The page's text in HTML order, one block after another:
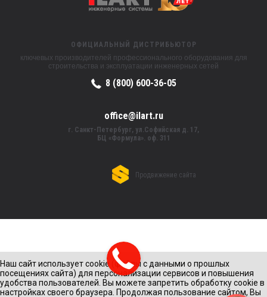
ОФИЦИАЛЬНЫЙ ДИСТРИБЬЮТОР
ключевых производителей профессионального оборудования для
строительства и эксплуатации инженерных сетей
8 (800) 600-36-05
office@ilart.ru
г. Санкт-Петербург, ул.Софийская д. 17,
БЦ «Формула». оф. 311
Продвижение сайта
Наш сайт использует cookie (файлы с данными о прошлых
посещениях сайта) для персонализации сервисов и повышения
удобства пользователей. Вы можете запретить обработку cookie в
настройках своего браузера. Продолжая пользование сайтом, Вы